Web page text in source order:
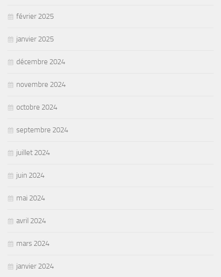
février 2025
janvier 2025
décembre 2024
novembre 2024
octobre 2024
septembre 2024
juillet 2024
juin 2024
mai 2024
avril 2024
mars 2024
janvier 2024